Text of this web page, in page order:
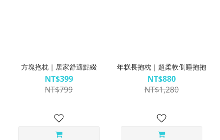
方塊抱枕｜居家舒適點綴
NT$399
NT$799
年糕長抱枕｜超柔軟側睡抱抱
NT$880
NT$1,280